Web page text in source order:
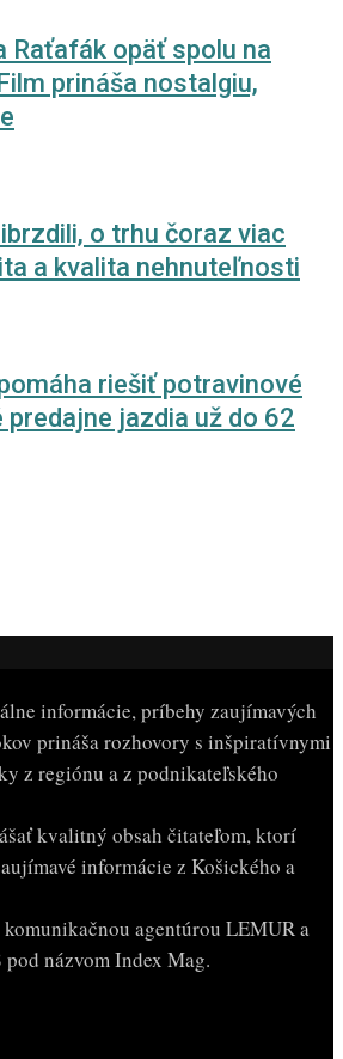
Raťafák opäť spolu na
prináša nostalgiu,
o trhu čoraz viac
a kvalita nehnuteľnosti
riešiť potravinové
predajne jazdia už do 62
informácie, príbehy zaujímavých
prináša rozhovory s inšpiratívnymi
z regiónu a z podnikateľského
kvalitný obsah čitateľom, ktorí
informácie z Košického a
agentúrou LEMUR a
názvom Index Mag.